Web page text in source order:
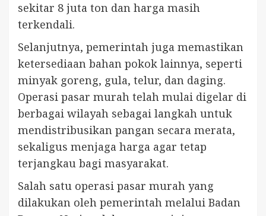
sekitar 8 juta ton dan harga masih
terkendali.
Selanjutnya, pemerintah juga memastikan
ketersediaan bahan pokok lainnya, seperti
minyak goreng, gula, telur, dan daging.
Operasi pasar murah telah mulai digelar di
berbagai wilayah sebagai langkah untuk
mendistribusikan pangan secara merata,
sekaligus menjaga harga agar tetap
terjangkau bagi masyarakat.
Salah satu operasi pasar murah yang
dilakukan oleh pemerintah melalui Badan